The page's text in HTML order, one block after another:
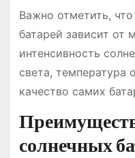
Важно отметить,
батарей зависит от
интенсивность
света,
качество самих
солнечных